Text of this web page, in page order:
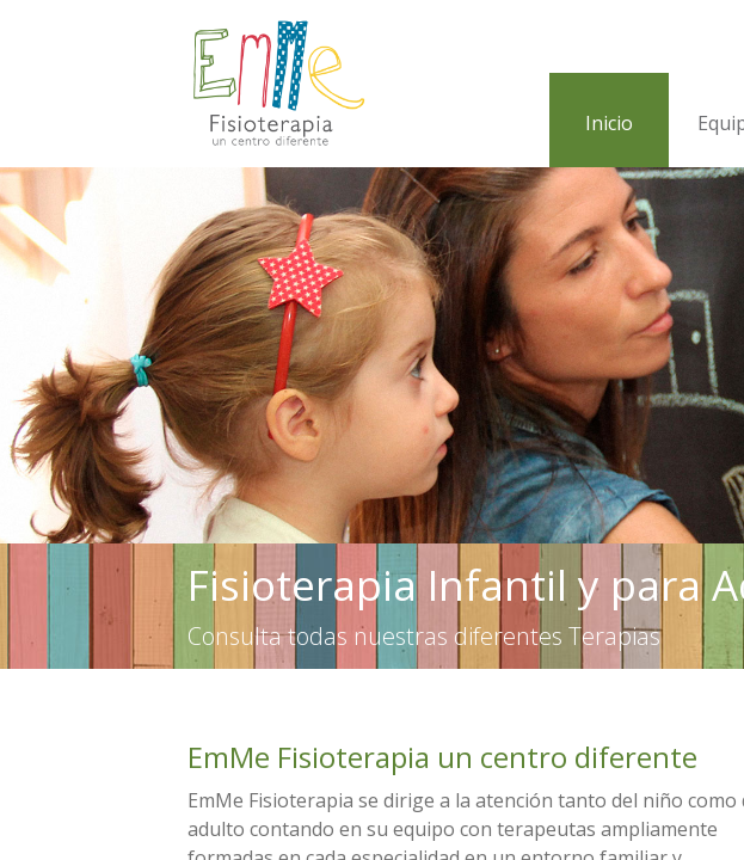
Inicio
Fisioterapia Infantil y para
Consulta todas nuestras diferentes Terapias
EmMe Fisioterapia un centro diferente
EmMe Fisioterapia se dirige a la atención tanto del niño como
adulto contando en su equipo con terapeutas ampliamente